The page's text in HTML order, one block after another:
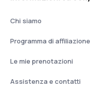
Chi siamo
Programma di affiliazione
Le mie prenotazioni
Assistenza e contatti